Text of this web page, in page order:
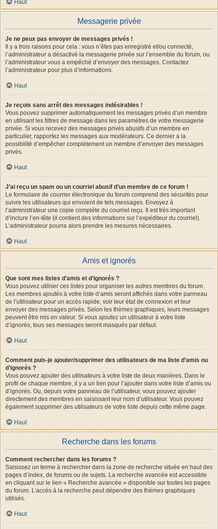
Haut
Messagerie privée
Je ne peux pas envoyer de messages privés !
Il y a trois raisons pour cela : vous n’êtes pas enregistré et/ou connecté,
l’administrateur a désactivé la messagerie privée sur l’ensemble du forum, ou
l’administrateur vous a empêché d’envoyer des messages. Contactez
l’administrateur pour plus d’informations.
Haut
Je reçois sans arrêt des messages indésirables !
Vous pouvez supprimer automatiquement les messages privés d’un membre
en utilisant les filtres de message dans les paramètres de votre messagerie
privée. Si vous recevez des messages privés abusifs d’un membre en
particulier, rapportez les messages aux modérateurs. Ce dernier a la
possibilité d’empêcher complètement un membre d’envoyer des messages
privés.
Haut
J’ai reçu un spam ou un courriel abusif d’un membre de ce forum !
Le formulaire de courrier électronique du forum comprend des sécurités pour
suivre les utilisateurs qui envoient de tels messages. Envoyez à
l’administrateur une copie complète du courriel reçu. Il est très important
d’inclure l’en-tête (il contient des informations sur l’expéditeur du courriel).
L’administrateur pourra alors prendre les mesures nécessaires.
Haut
Amis et ignorés
Que sont mes listes d’amis et d’ignorés ?
Vous pouvez utiliser ces listes pour organiser les autres membres du forum.
Les membres ajoutés à votre liste d’amis seront affichés dans votre panneau
de l’utilisateur pour un accès rapide, voir leur état de connexion et leur
envoyer des messages privés. Selon les thèmes graphiques, leurs messages
peuvent être mis en valeur. Si vous ajoutez un utilisateur à votre liste
d’ignorés, tous ses messages seront masqués par défaut.
Haut
Comment puis-je ajouter/supprimer des utilisateurs de ma liste d’amis ou
d’ignorés ?
Vous pouvez ajouter des utilisateurs à votre liste de deux manières. Dans le
profil de chaque membre, il y a un lien pour l’ajouter dans votre liste d’amis ou
d’ignorés. Ou, depuis votre panneau de l’utilisateur, vous pouvez ajouter
directement des membres en saisissant leur nom d’utilisateur. Vous pouvez
également supprimer des utilisateurs de votre liste depuis cette même page.
Haut
Recherche dans les forums
Comment rechercher dans les forums ?
Saisissez un terme à rechercher dans la zone de recherche située en haut des
pages d’index, de forums ou de sujets. La recherche avancée est accessible
en cliquant sur le lien « Recherche avancée » disponible sur toutes les pages
du forum. L’accès à la recherche peut dépendre des thèmes graphiques
utilisés.
Haut